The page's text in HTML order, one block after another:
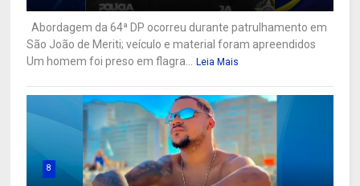
Abordagem da 64ª DP ocorreu durante patrulhamento em
São João de Meriti; veículo e material foram apreendidos
Um homem foi preso em flagra... Leia Mais
8